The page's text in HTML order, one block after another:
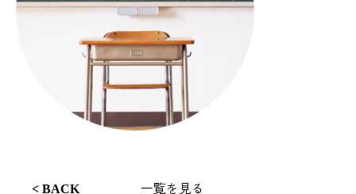
< BACK 一覧を見る